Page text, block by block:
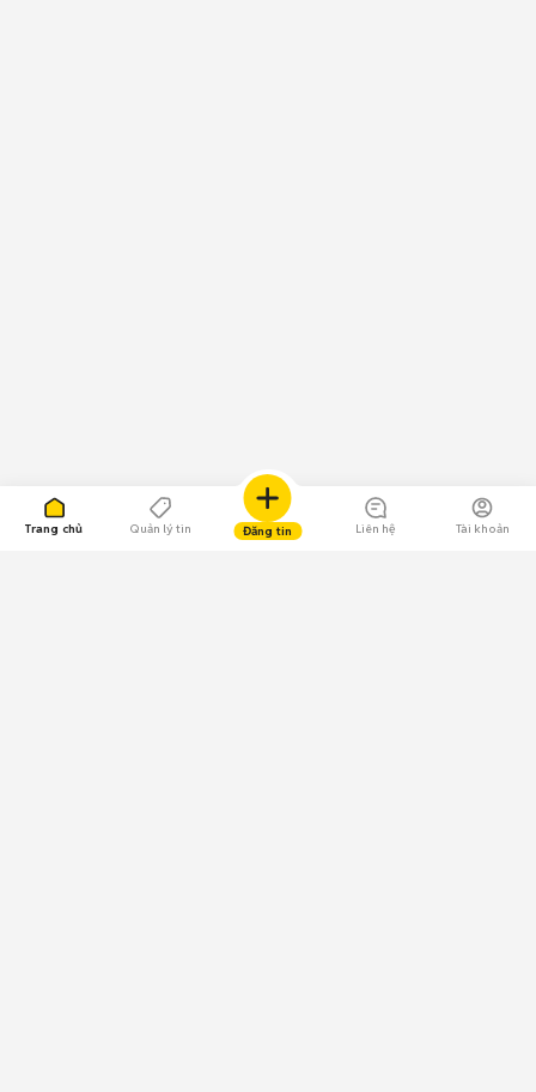
Trang chủ Quản lý tin Đăng tin Liên hệ Tài khoản